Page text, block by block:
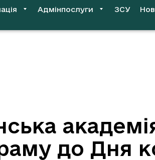
Адмінпослуги ЗСУ
до Дня